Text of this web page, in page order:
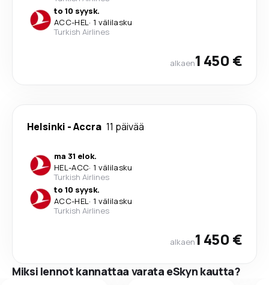
to 10 syysk.
ACC-HEL· 1 välilasku
Turkish Airlines
alkaen1 450 €
Helsinki -Accra 11 päivää
ma 31 elok.
HEL-ACC· 1 välilasku
Turkish Airlines
to 10 syysk.
ACC-HEL· 1 välilasku
Turkish Airlines
alkaen1 450 €
Miksi lennot kannattaa varata eSkyn kautta?